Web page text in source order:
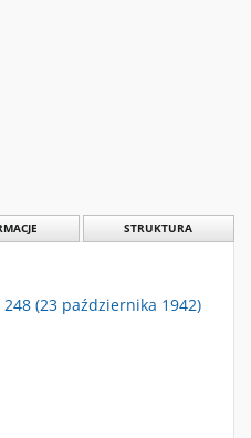
STRUKTURA
(23 października 1942)